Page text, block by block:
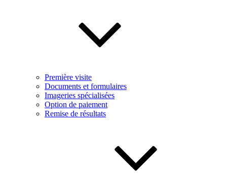
Première visite
Documents et formulaires
Imageries spécialisées
Option de paiement
Remise de résultats